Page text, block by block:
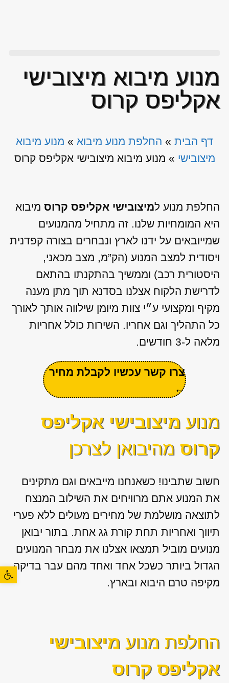
מנוע מיבוא מיצובישי
אקליפס קרוס
דף הבית » החלפת מנוע מיבוא » מנוע מיבוא
מיצובישי » מנוע מיבוא מיצובישי אקליפס קרוס
החלפת מנוע למיצובישי אקליפס קרוס מיבוא
היא המומחיות שלנו. זה מתחיל מהמנועים
שמייובאים על ידנו לארץ ונבחרים בצורה קפדנית
ויסודית למצב המנוע (הק”מ, מצב מכאני,
היסטורית רכב) וממשיך בהתקנתו בהתאם
לדרישת הלקוח אצלנו בסדנא תוך מתן מענה
מקיף ומקצועי ע״י צוות מיומן שילווה אותך לאורך
כל התהליך וגם אחריו. השירות כולל אחריות
מלאה ל-3 חודשים.
צרו קשר עכשיו לקבלת מחיר
←
מנוע מיצובישי אקליפס
קרוס מהיבואן לצרכן
חשוב שתבינו! כשאנחנו מייבאים וגם מתקינים
את המנוע אתם מרוויחים את השילוב המנצח
לתוצאה מושלמת של מחירים מעולים ללא פערי
תיווך ואחריות תחת קורת גג אחת. בתור יבואן
מנועים מוביל תמצאו אצלנו את מבחר המנועים
הגדול ביותר כשכל אחד ואחד מהם עבר בדיקה
מקיפה טרם היבוא ובארץ.
החלפת מנוע מיצובישי
אקליפס קרוס
פתח